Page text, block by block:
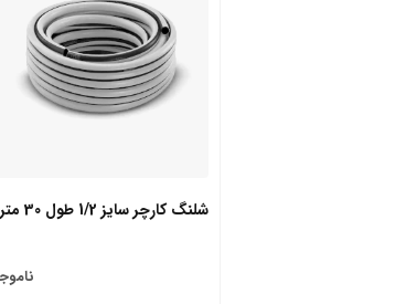
شلنگ کارچر سایز 1/2 طول 30 متر